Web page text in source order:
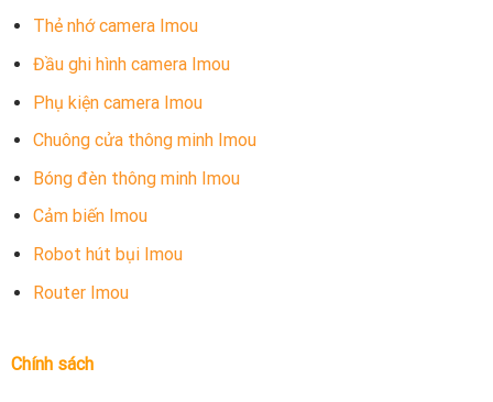
Thẻ nhớ camera Imou
Đầu ghi hình camera Imou
Phụ kiện camera Imou
Chuông cửa thông minh Imou
Bóng đèn thông minh Imou
Cảm biến Imou
Robot hút bụi Imou
Router Imou
Chính sách